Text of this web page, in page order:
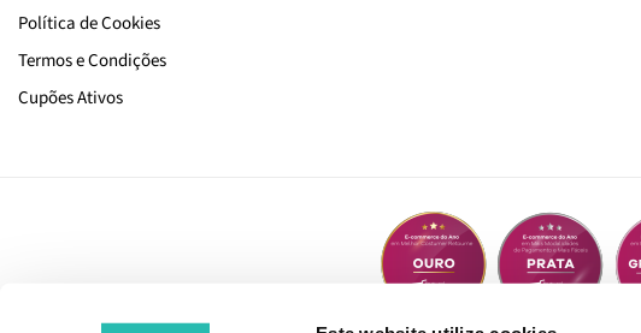
Política de Cookies
Termos e Condições
Cupões Ativos